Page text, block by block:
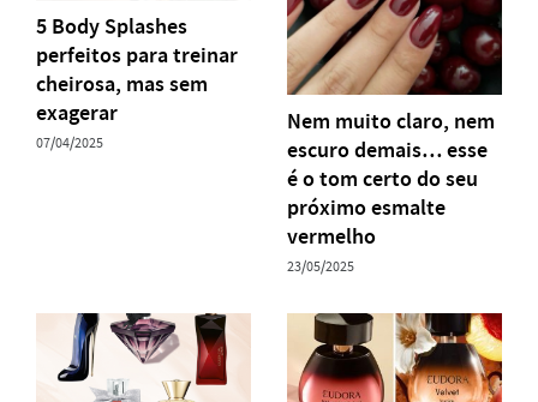
5 Body Splashes
perfeitos para treinar
cheirosa, mas sem
exagerar
07/04/2025
Nem muito claro, nem
escuro demais… esse
é o tom certo do seu
próximo esmalte
vermelho
23/05/2025